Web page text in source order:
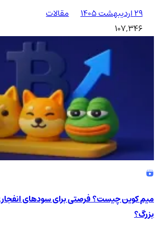
۲۹ اردیبهشت ۱۴۰۵
مقالات
107,346
میم کوین چیست؟ فرصتی برای سودهای
بزرگ؟